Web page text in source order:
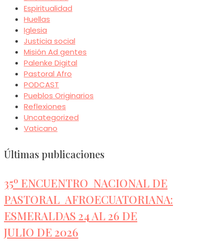
Espiritualidad
Huellas
Iglesia
Justicia social
Misión Ad gentes
Palenke Digital
Pastoral Afro
PODCAST
Pueblos Originarios
Reflexiones
Uncategorized
Vaticano
Últimas publicaciones
35º ENCUENTRO NACIONAL DE
PASTORAL AFROECUATORIANA:
ESMERALDAS 24 AL 26 DE
JULIO DE 2026